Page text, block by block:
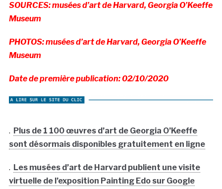
SOURCES: musées d’art de Harvard, Georgia O’Keeffe
Museum
PHOTOS: musées d’art de Harvard, Georgia O’Keeffe
Museum
Date de première publication: 02/10/2020
. Plus de 1 100 œuvres d’art de Georgia O’Keeffe
sont désormais disponibles gratuitement en ligne
. Les musées d’art de Harvard publient une visite
virtuelle de l’exposition Painting Edo sur Google